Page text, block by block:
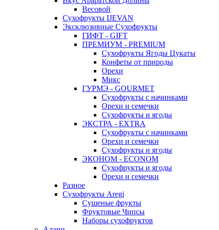
Весовой
Сухофрукты IJEVAN
Эксклюзивные Сухофрукты
ГИФТ - GIFT
ПРЕМИУМ - PREMIUM
Сухофрукты Ягоды Цукаты
Конфеты от природы
Орехи
Микс
ГУРМЭ - GOURMET
Сухофрукты с начинками
Орехи и семечки
Сухофрукты и ягоды
ЭКСТРА - EXTRA
Сухофрукты с начинками
Орехи и семечки
Сухофрукты и ягоды
ЭКОНОМ - ECONOM
Сухофрукты и ягоды
Орехи и семечки
Разное
Сухофрукты Aregi
Сушеные фрукты
Фруктовые Чипсы
Наборы сухофруктов